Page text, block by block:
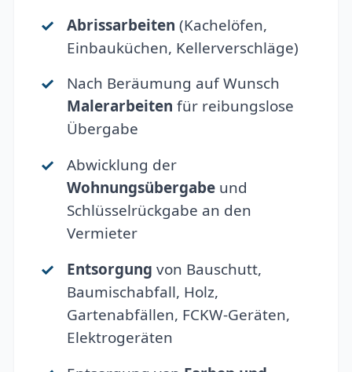
Abrissarbeiten (Kachelöfen,
Einbauküchen, Kellerverschläge)
Nach Beräumung auf Wunsch
Malerarbeiten für reibungslose
Übergabe
Abwicklung der
Wohnungsübergabeund
Schlüsselrückgabe an den
Vermieter
Entsorgung von Bauschutt,
Baumischabfall, Holz,
Gartenabfällen, FCKW-Geräten,
Elektrogeräten